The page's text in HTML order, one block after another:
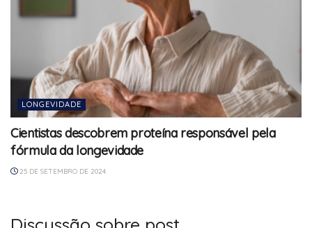
LONGEVIDADE
Cientistas descobrem proteína responsável pela
fórmula da longevidade
25 DE SETEMBRO DE 2024